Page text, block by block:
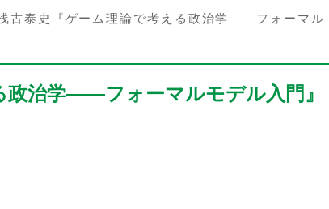
古泰史『ゲーム理論で考える政治学――フォーマル
政治学――フォーマルモデル入門』